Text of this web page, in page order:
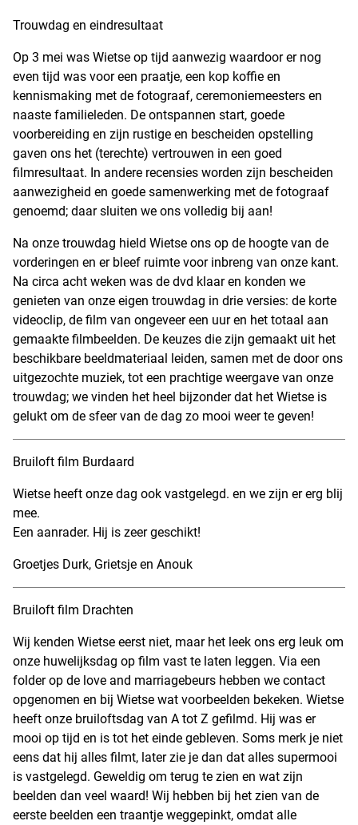
Trouwdag en eindresultaat
Op 3 mei was Wietse op tijd aanwezig waardoor er nog
even tijd was voor een praatje, een kop koffie en
kennismaking met de fotograaf, ceremoniemeesters en
naaste familieleden. De ontspannen start, goede
voorbereiding en zijn rustige en bescheiden opstelling
gaven ons het (terechte) vertrouwen in een goed
filmresultaat. In andere recensies worden zijn bescheiden
aanwezigheid en goede samenwerking met de fotograaf
genoemd; daar sluiten we ons volledig bij aan!
Na onze trouwdag hield Wietse ons op de hoogte van de
vorderingen en er bleef ruimte voor inbreng van onze kant.
Na circa acht weken was de dvd klaar en konden we
genieten van onze eigen trouwdag in drie versies: de korte
videoclip, de film van ongeveer een uur en het totaal aan
gemaakte filmbeelden. De keuzes die zijn gemaakt uit het
beschikbare beeldmateriaal leiden, samen met de door ons
uitgezochte muziek, tot een prachtige weergave van onze
trouwdag; we vinden het heel bijzonder dat het Wietse is
gelukt om de sfeer van de dag zo mooi weer te geven!
Bruiloft film Burdaard
Wietse heeft onze dag ook vastgelegd. en we zijn er erg blij
mee.
Een aanrader. Hij is zeer geschikt!
Groetjes Durk, Grietsje en Anouk
Bruiloft film Drachten
Wij kenden Wietse eerst niet, maar het leek ons erg leuk om
onze huwelijksdag op film vast te laten leggen. Via een
folder op de love and marriagebeurs hebben we contact
opgenomen en bij Wietse wat voorbeelden bekeken. Wietse
heeft onze bruiloftsdag van A tot Z gefilmd. Hij was er
mooi op tijd en is tot het einde gebleven. Soms merk je niet
eens dat hij alles filmt, later zie je dan dat alles supermooi
is vastgelegd. Geweldig om terug te zien en wat zijn
beelden dan veel waard! Wij hebben bij het zien van de
eerste beelden een traantje weggepinkt, omdat alle